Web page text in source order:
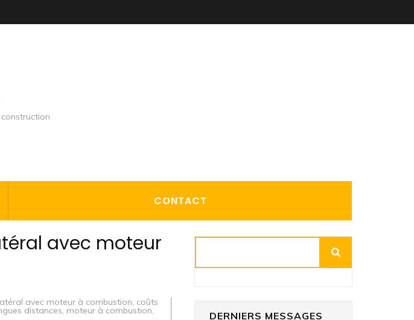
CONTACT
avec moteur
avec moteur à combustion, coûts
distances, moteur à combustion, DERNIERS MESSAGES